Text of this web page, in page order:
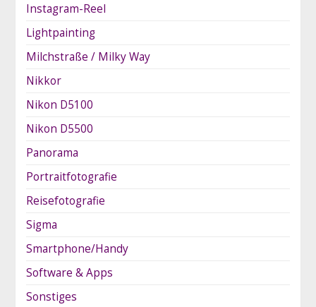
Instagram-Reel
Lightpainting
Milchstraße / Milky Way
Nikkor
Nikon D5100
Nikon D5500
Panorama
Portraitfotografie
Reisefotografie
Sigma
Smartphone/Handy
Software & Apps
Sonstiges